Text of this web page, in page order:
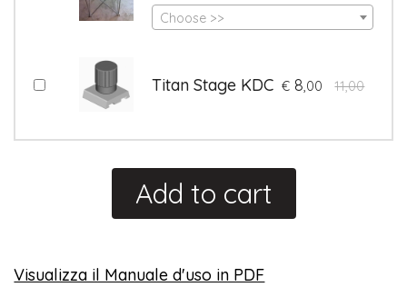
Choose >>
Titan Stage KDC € 8,00 11,00
Add to cart
Visualizza il Manuale d'uso in PDF